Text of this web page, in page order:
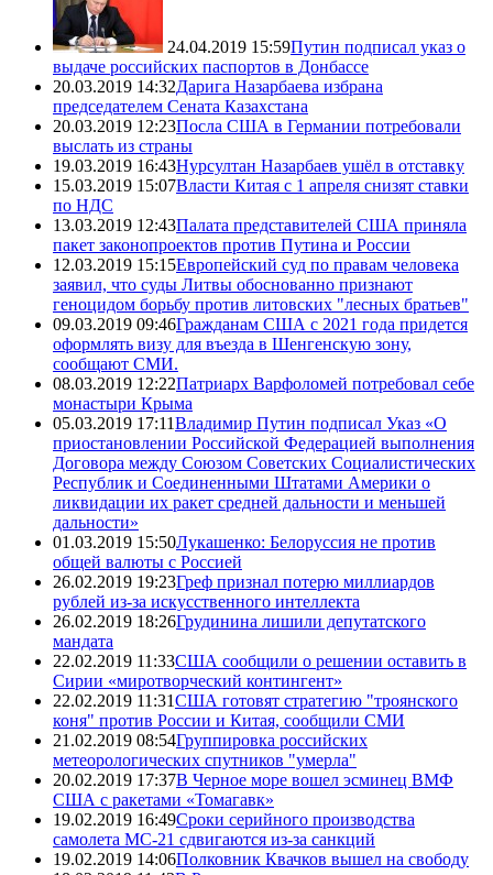
24.04.2019 15:59Путин подписал указ о
выдаче российских паспортов в Донбассе
20.03.2019 14:32Дарига Назарбаева избрана
председателем Сената Казахстана
20.03.2019 12:23Посла США в Германии потребовали
выслать из страны
19.03.2019 16:43Нурсултан Назарбаев ушёл в отставку
15.03.2019 15:07Власти Китая с 1 апреля снизят ставки
по НДС
13.03.2019 12:43Палата представителей США приняла
пакет законопроектов против Путина и России
12.03.2019 15:15Европейский суд по правам человека
заявил, что суды Литвы обоснованно признают
геноцидом борьбу против литовских "лесных братьев"
09.03.2019 09:46Гражданам США с 2021 года придется
оформлять визу для въезда в Шенгенскую зону,
сообщают СМИ.
08.03.2019 12:22Патриарх Варфоломей потребовал себе
монастыри Крыма
05.03.2019 17:11Владимир Путин подписал Указ «О
приостановлении Российской Федерацией выполнения
Договора между Союзом Советских Социалистических
Республик и Соединенными Штатами Америки о
ликвидации их ракет средней дальности и меньшей
дальности»
01.03.2019 15:50Лукашенко: Белоруссия не против
общей валюты с Россией
26.02.2019 19:23Греф признал потерю миллиардов
рублей из-за искусственного интеллекта
26.02.2019 18:26Грудинина лишили депутатского
мандата
22.02.2019 11:33США сообщили о решении оставить в
Сирии «миротворческий контингент»
22.02.2019 11:31США готовят стратегию "троянского
коня" против России и Китая, сообщили СМИ
21.02.2019 08:54Группировка российских
метеорологических спутников "умерла"
20.02.2019 17:37В Черное море вошел эсминец ВМФ
США с ракетами «Томагавк»
19.02.2019 16:49Сроки серийного производства
самолета МС-21 сдвигаются из-за санкций
19.02.2019 14:06Полковник Квачков вышел на свободу